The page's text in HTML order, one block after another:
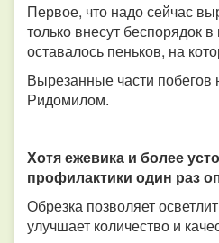
Первое, что надо сейчас
только внесут беспорядок
оставалось пеньков, на
Вырезанные части
Ридомилом.
Хотя ежевика и более
профилактики один раз
Обрезка позволяет
улучшает количество и